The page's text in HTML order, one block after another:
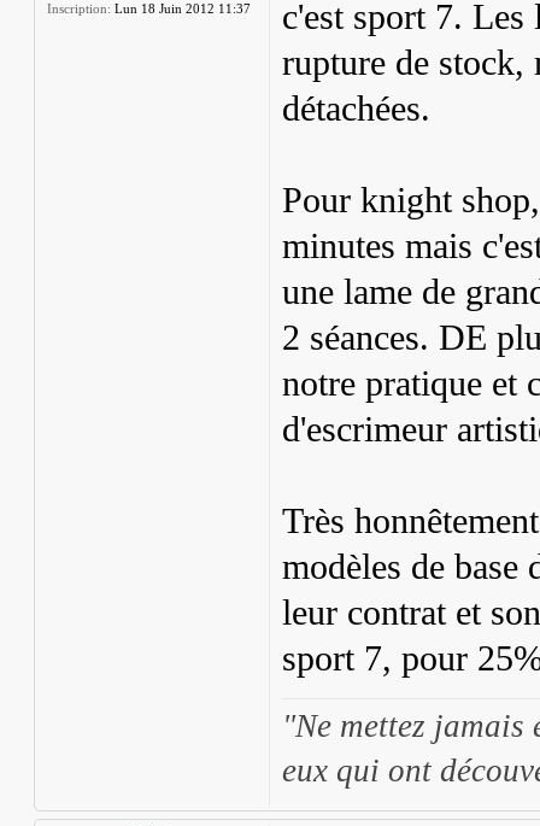
Inscription: Lun 18 Juin 2012 11:37
c'est sport 7. Les
rupture de stock,
détachées.
Pour knight
minutes mais
une lame de
2 séances. DE
notre pratique et
d'escrimeur
Très
modèles de
leur contrat et
sport 7, pour
"Ne mettez jamais
eux qui ont